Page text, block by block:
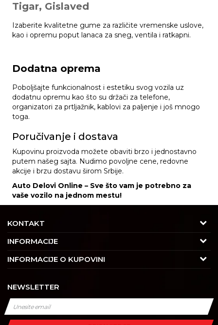
Tigar, Gislaved
Izaberite kvalitetne gume za različite vremenske uslove,
kao i opremu poput lanaca za sneg, ventila i ratkapni.
Dodatna oprema
Poboljšajte funkcionalnost i estetiku svog vozila uz
dodatnu opremu kao što su držači za telefone,
organizatori za prtljažnik, kablovi za paljenje i još mnogo
toga.
Poručivanje i dostava
Kupovinu proizvoda možete obaviti brzo i jednostavno
putem našeg sajta. Nudimo povoljne cene, redovne
akcije i brzu dostavu širom Srbije.
Auto Delovi Online – Sve što vam je potrebno za
vaše vozilo na jednom mestu!
KONTAKT
Adresa
Trgovačka 7/2, Čukarica
11030 Beograd, Srbija
Radno vreme
Radnim danom: 08-16h
INFORMACIJE
O nama
Saradnja
Kontakt
Najčešća pitanja
INFORMACIJE O KUPOVINI
Izjava o privatnosti i sigurnosti podataka
Kako kupiti
Isporuka
NEWSLETTER